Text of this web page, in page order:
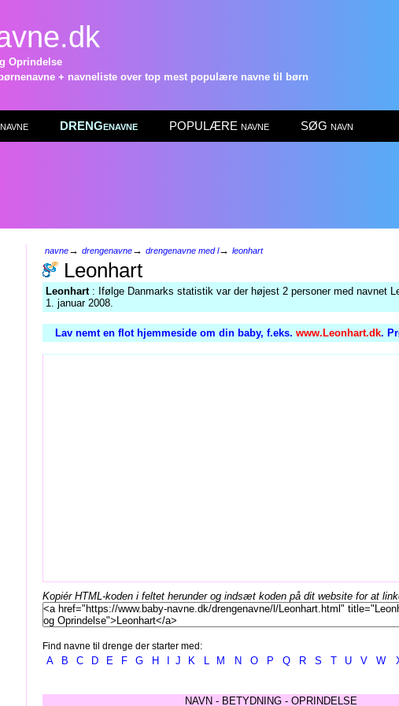
Oprindelse
+ navneliste over top mest populære navne til børn
DRENGenavne POPULÆRE navne SØG navn
navne→ drengenavne→ drengenavne med l→ leonhart
Leonhart
Leonhart: Ifølge Danmarks statistik var der højest 2 personer med navnet
1. januar 2008.
Lav nemt en flot hjemmeside om din baby, f.eks. www.Leonhart.dk.
Kopiér HTML-koden i feltet herunder og indsæt koden på dit website for at
Find navne til drenge der starter med:
A B C D E F G H J K L M N O P Q R S T U V W
NAVN - BETYDNING - OPRINDELSE